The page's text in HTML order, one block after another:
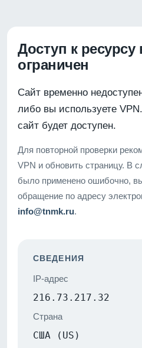
Доступ к
ограничен
Сайт временно
либо вы используете
сайт будет доступен.
Для повторной проверки
VPN и обновить страницу. В
было применено ошибочно,
обращение по адресу
info@tnmk.ru.
СВЕДЕНИЯ
IP-адрес
216.73.217.32
Страна
США (US)